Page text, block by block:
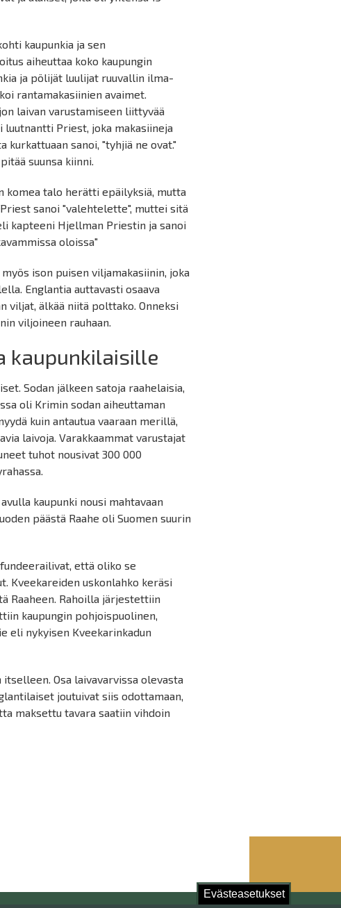
Evästeasetukset
kaupunkia ja sen
aiheuttaa koko kaupungin
ja pölijät luulijat ruuvallin ilma-
rantamakasiinien avaimet.
laivan varustamiseen liittyvää
luutnantti Priest, joka makasiineja
sanoi, "tyhjiä ne ovat."
suunsa kiinni.
komea talo herätti epäilyksiä, mutta
sanoi "valehtelette", muttei sitä
kapteeni Hjellman Priestin ja sanoi
oloissa"
ison puisen viljamakasiinin, joka
Englantia auttavasti osaava
viljat, älkää niitä polttako. Onneksi
viljoineen rauhaan.
kaupunkilaisille
Sodan jälkeen satoja raahelaisia,
oli Krimin sodan aiheuttaman
kuin antautua vaaraan merillä,
laivoja. Varakkaammat varustajat
tuhot nousivat 300 000
kaupunki nousi mahtavaan
päästä Raahe oli Suomen suurin
että oliko se
Kveekareiden uskonlahko keräsi
Raaheen. Rahoilla järjestettiin
kaupungin pohjoispuolinen,
eli nykyisen Kveekarinkadun
Osa laivavarvissa olevasta
joutuivat siis odottamaan,
maksettu tavara saatiin vihdoin